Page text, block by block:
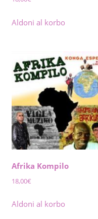
Aldoni al korbo
Afrika Kompilo
18,00€
Aldoni al korbo